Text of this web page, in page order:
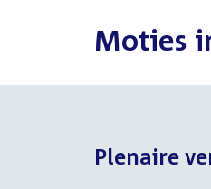
Moties
Plenaire